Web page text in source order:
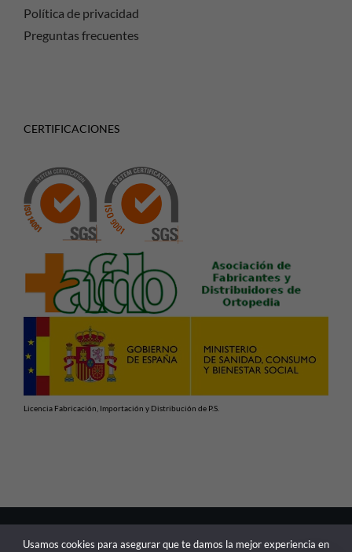
Política de privacidad
Preguntas frecuentes
CERTIFICACIONES
Licencia Fabricación, Importación y Distribución de P.S.
Usamos cookies para asegurar que te damos la mejor experiencia en